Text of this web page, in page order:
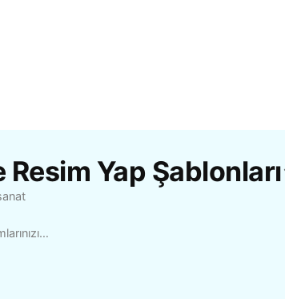
Yap Şablonları
sosyal